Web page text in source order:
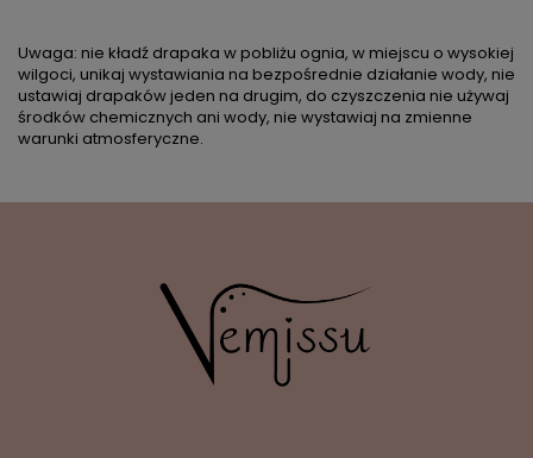
Uwaga: nie kładź drapaka w pobliżu ognia, w miejscu o wysokiej
wilgoci, unikaj wystawiania na bezpośrednie działanie wody, nie
ustawiaj drapaków jeden na drugim, do czyszczenia nie używaj
środków chemicznych ani wody, nie wystawiaj na zmienne
warunki atmosferyczne.